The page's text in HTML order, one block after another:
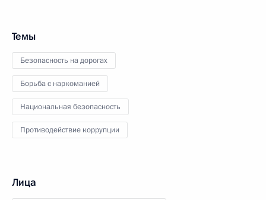
Темы
Безопасность на дорогах
Борьба с наркоманией
Национальная безопасность
Противодействие коррупции
Лица